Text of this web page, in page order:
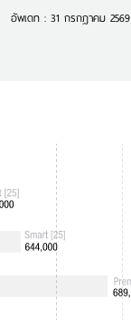
อัพเดท : 31 กรกฎาคม 2569